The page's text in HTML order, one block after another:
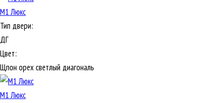
М1 Люкс
Тип двери:
ДГ
Цвет:
Щпон орех светлый диагональ
М1 Люкс